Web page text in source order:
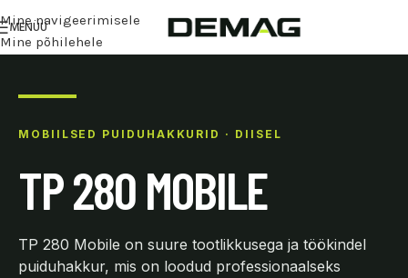
Mine navigeerimisele
Mine põhilehele
MENÜÜ
MOBIILSED PUIDUHAKKURID · DIISEL
TP 280 MOBILE
TP 280 Mobile on suure tootlikkusega ja töökindel
puiduhakkur, mis on loodud professionaalseks